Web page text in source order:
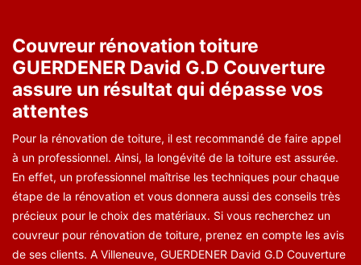
Couvreur rénovation toiture
GUERDENER David G.D Couverture
assure un résultat qui dépasse vos
attentes
Pour la rénovation de toiture, il est recommandé de faire appel
à un professionnel. Ainsi, la longévité de la toiture est assurée.
En effet, un professionnel maîtrise les techniques pour chaque
étape de la rénovation et vous donnera aussi des conseils très
précieux pour le choix des matériaux. Si vous recherchez un
couvreur pour rénovation de toiture, prenez en compte les avis
de ses clients. A Villeneuve, GUERDENER David G.D Couverture